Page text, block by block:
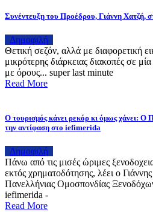
Συνέντευξη του Προέδρου, Γιάννη
Δημοφιλή
Θετική σεζόν, αλλά με διαφορετική
μικρότερης διάρκειας διακοπές σε
με όρους... super last minute
Read More
Ο τουρισμός κάνει ρεκόρ κι όμως χάνει: Ο
την αντίφαση στο iefimerida
Δημοφιλή
Πάνω από τις μισές ώριμες
εκτός χρηματοδότησης, λέει ο
Πανελλήνιας Ομοσπονδίας
iefimerida -
Read More